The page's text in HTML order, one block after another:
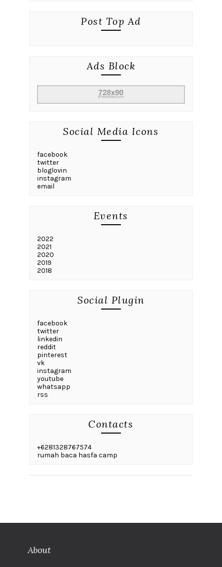
Post Top Ad
Ads Block
Social Media Icons
facebook
twitter
bloglovin
instagram
email
Events
2022
2021
2020
2019
2018
Social Plugin
facebook
twitter
linkedin
reddit
pinterest
vk
instagram
youtube
whatsapp
rss
Contacts
+6281328767574
rumah baca hasfa camp
About